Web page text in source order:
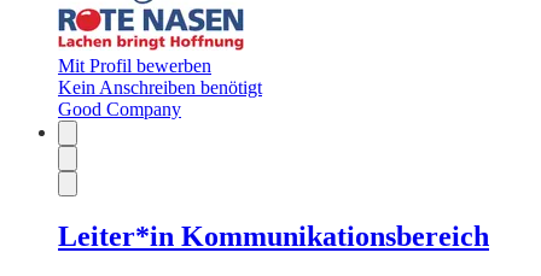
Mit Profil bewerben
Kein Anschreiben benötigt
Good Company
Leiter*in Kommunikationsbereich